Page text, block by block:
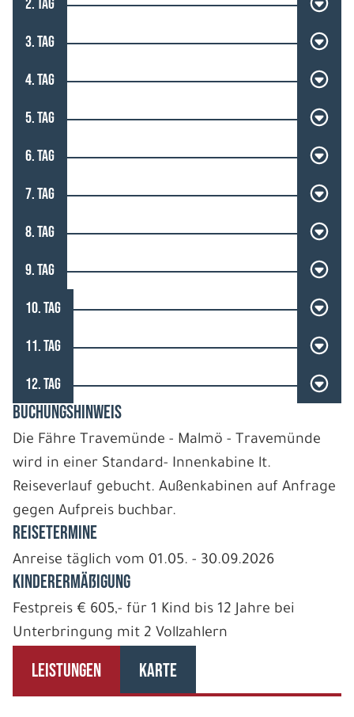
3. TAG
4. TAG
5. TAG
6. TAG
7. TAG
8. TAG
9. TAG
10. TAG
11. TAG
12. TAG
BUCHUNGSHINWEIS
Die Fähre Travemünde - Malmö - Travemünde
wird in einer Standard- Innenkabine lt.
Reiseverlauf gebucht. Außenkabinen auf Anfrage
gegen Aufpreis buchbar.
REISETERMINE
Anreise täglich vom 01.05. - 30.09.2026
Kinderermäßigung
Festpreis € 605,- für 1 Kind bis 12 Jahre bei
Unterbringung mit 2 Vollzahlern
LEISTUNGEN KARTE